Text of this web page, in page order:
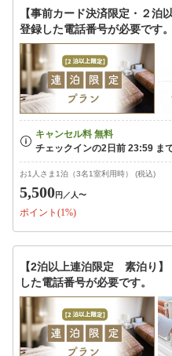
【事前カード決済限定・２
登録した電話番号が必要です。
お1人さま1泊（3名1室利用時） (税込)
5,500円 ／人〜
ポイント(1%)
【2泊以上連泊限定 素泊り
した電話番号が必要です。